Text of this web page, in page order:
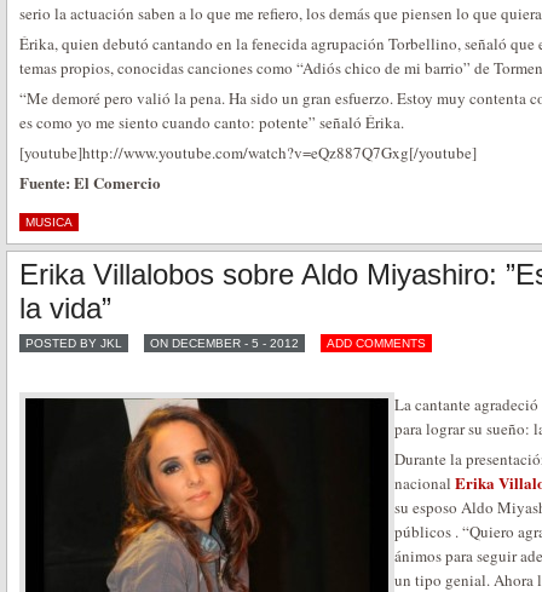
serio la actuación saben a lo que me refiero, los demás que piensen lo que
Érika, quien debutó cantando en la fenecida agrupación Torbellino, señaló que
temas propios, conocidas canciones como “Adiós chico de mi barrio” de
“Me demoré pero valió la pena. Ha sido un gran esfuerzo. Estoy muy contenta
es como yo me siento cuando canto: potente” señaló Érika.
[youtube]http://www.youtube.com/watch?v=eQz887Q7Gxg[/youtube]
Fuente: El Comercio
MUSICA
Erika Villalobos sobre Aldo Miyashiro:
la vida”
POSTED BY JKL ON DECEMBER - 5 - 2012 ADD COMMENTS
La cantante
para lograr su sueño:
Durante la
nacional Erika
su esposo Aldo
públicos . “Quiero
ánimos para seguir
un tipo genial. Ahora